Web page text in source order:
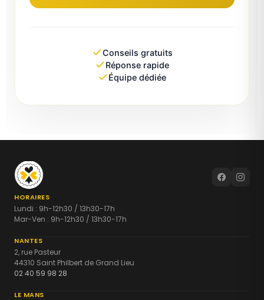
Conseils gratuits
Réponse rapide
Équipe dédiée
HORAIRES
Lundi : 9h-12h30 / 13h30-17h
Mar-Ven : 9h-12h30 / 13h30-17h
NANTES
2, rue Pasteur
44310 Saint Philbert de Grand Lieu
02 40 59 98 28
LE MANS